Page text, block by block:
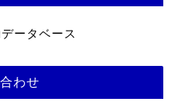
ータベース
わせ